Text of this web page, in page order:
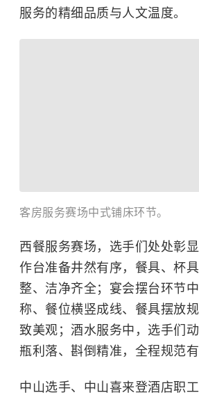
服务的精细品质与人文温度。
客房服务赛场中式铺床环节。
西餐服务赛场，选手们处处彰
作台准备井然有序，餐具、杯
整、洁净齐全；宴会摆台环节
称、餐位横竖成线、餐具摆放
致美观；酒水服务中，选手们
瓶利落、斟倒精准，全程规范有
中山选手、中山喜来登酒店职